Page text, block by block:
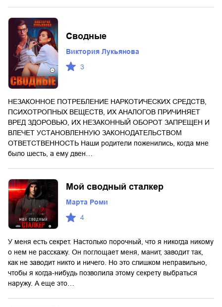
Сводные
Виктория Лукьянова
3
НЕЗАКОННОЕ ПОТРЕБЛЕНИЕ НАРКОТИЧЕСКИХ СРЕДСТВ,
ПСИХОТРОПНЫХ ВЕЩЕСТВ, ИХ АНАЛОГОВ ПРИЧИНЯЕТ
ВРЕД ЗДОРОВЬЮ, ИХ НЕЗАКОННЫЙ ОБОРОТ ЗАПРЕЩЕН И
ВЛЕЧЕТ УСТАНОВЛЕННУЮ ЗАКОНОДАТЕЛЬСТВОМ
ОТВЕТСТВЕННОСТЬ Наши родители поженились, когда мне
было шесть, а ему двен…
Мой сводный сталкер
Марта Роми
4
У меня есть секрет. Настолько порочный, что я никогда никому
о нем не расскажу. Он поглощает меня, манит, заводит так,
как не заводит никто и ничего. Но это слишком неправильно,
чтобы я когда-нибудь позволила этому секрету выбраться
наружу. А еще это…